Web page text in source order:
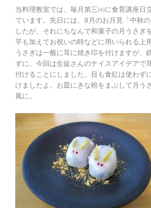
当料理教室では、毎月第三㈬に食育講座日
ています。先日には、9月のお月見「中秋
したが、それにちなんで和菓子の月うさぎ
芋も加えてお祝いの時などに用いられる上
うさぎは一般に耳に焼き印を付けますが、
ずに、今回は生徒さんのナイスアイデアで
付けることにしました。目も食紅は使わず
けましたよ。お皿にきな粉をまぶして月う
風に。